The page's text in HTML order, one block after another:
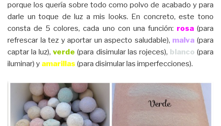
porque los quería sobre todo como polvo de acabado y para
darle un toque de luz a mis looks. En concreto, este tono
consta de 5 colores, cada uno con una función: rosa(para
refrescar la tez y aportar un aspecto saludable), malva (para
captar la luz),verde (para disimular las rojeces), blanco (para
iluminar) y amarillas (para disimular las imperfecciones).